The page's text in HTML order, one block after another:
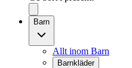
Barn
Allt inom Barn
Barnkläder